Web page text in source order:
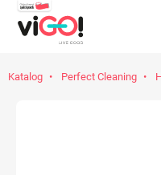
Katalog Perfect Cleaning